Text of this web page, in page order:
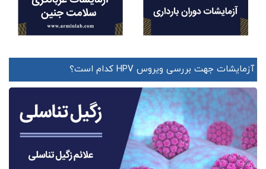
آزمایشات جهت بررسی ویروس HPV کدام است؟